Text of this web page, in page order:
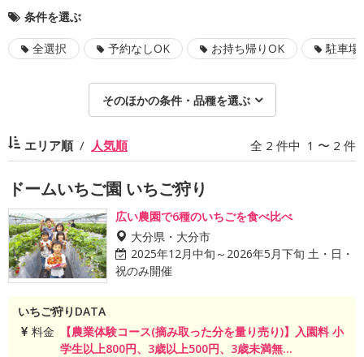
条件を選ぶ
全選択 予約なしOK お持ち帰りOK 駐車場
そのほかの条件・品種を選ぶ
エリア順 人気順 全 2 件中 1 〜 2 件
ドームいちご園 いちご狩り
広い農園で6種のいちごを食べ比べ
大分県・大分市
2025年12月中旬～2026年5月下旬 土・日・
祝のみ開催
いちご狩りDATA
料金
【農業体験コース(摘み取った分を量り売り)】入園料 小
学生以上800円、3歳以上500円、3歳未満無...